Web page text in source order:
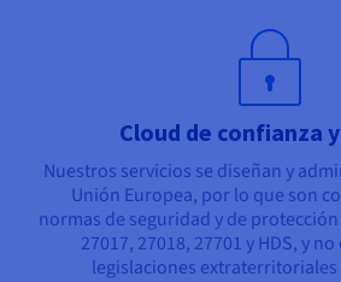
Cloud de confianza
Nuestros servicios se diseñan y
Unión Europea, por lo que son
normas de seguridad y de protección
27017, 27018, 27701 y HDS, y
legislaciones